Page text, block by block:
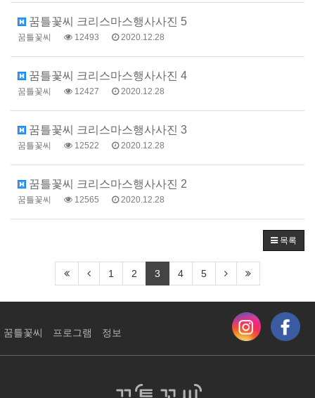
꿈틀꽃씨 크리스마스행사사진 5
꿈틀꽃씨 12493 2020.12.28
꿈틀꽃씨 크리스마스행사사진 4
꿈틀꽃씨 12427 2020.12.28
꿈틀꽃씨 크리스마스행사사진 3
꿈틀꽃씨 12522 2020.12.28
꿈틀꽃씨 크리스마스행사사진 2
꿈틀꽃씨 12565 2020.12.28
목록
1 2 3 4 5
꿈틀꽃씨 프로그램 정보